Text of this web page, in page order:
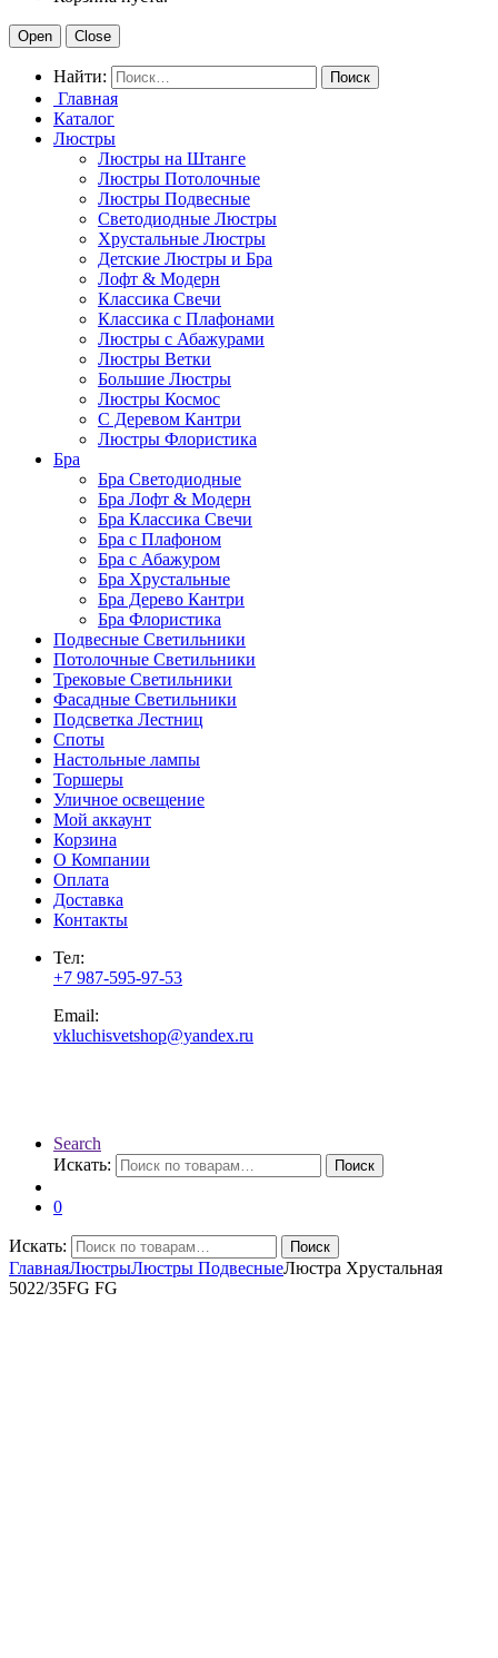
Open Close
Найти:
Главная
Каталог
Люстры
Люстры на Штанге
Люстры Потолочные
Люстры Подвесные
Светодиодные Люстры
Хрустальные Люстры
Детские Люстры и Бра
Лофт & Модерн
Классика Свечи
Классика с Плафонами
Люстры с Абажурами
Люстры Ветки
Большие Люстры
Люстры Космос
С Деревом Кантри
Люстры Флористика
Бра
Бра Светодиодные
Бра Лофт & Модерн
Бра Классика Свечи
Бра с Плафоном
Бра с Абажуром
Бра Хрустальные
Бра Дерево Кантри
Бра Флористика
Подвесные Светильники
Потолочные Светильники
Трековые Светильники
Фасадные Светильники
Подсветка Лестниц
Споты
Настольные лампы
Торшеры
Уличное освещение
Мой аккаунт
Корзина
О Компании
Оплата
Доставка
Контакты
Тел:
+7 987-595-97-53
Email:
vkluchisvetshop@yandex.ru
Search
Искать:
Поиск
0
Искать: Поиск
ГлавнаяЛюстрыЛюстры ПодвесныеЛюстра Хрустальная
5022/35FG FG